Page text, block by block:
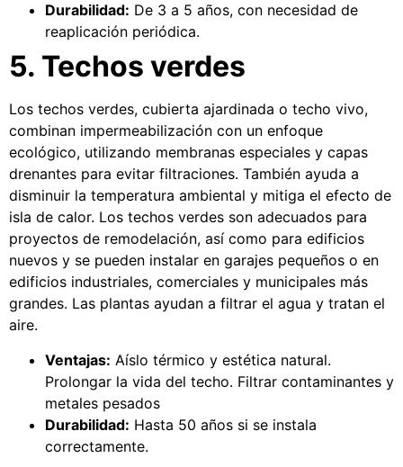
Durabilidad: De 3 a 5 años, con necesidad de
reaplicación periódica.
5. Techos verdes
Los techos verdes, cubierta ajardinada o techo vivo,
combinan impermeabilización con un enfoque
ecológico, utilizando membranas especiales y capas
drenantes para evitar filtraciones. También ayuda a
disminuir la temperatura ambiental y mitiga el efecto de
isla de calor. Los techos verdes son adecuados para
proyectos de remodelación, así como para edificios
nuevos y se pueden instalar en garajes pequeños o en
edificios industriales, comerciales y municipales más
grandes. Las plantas ayudan a filtrar el agua y tratan el
aire.
Ventajas: Aíslo térmico y estética natural.
Prolongar la vida del techo. Filtrar contaminantes y
metales pesados
Durabilidad: Hasta 50 años si se instala
correctamente.